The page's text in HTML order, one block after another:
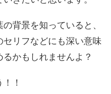
背景を知っていると、
リフなどにも深い意味
かもしれませんよ？
！